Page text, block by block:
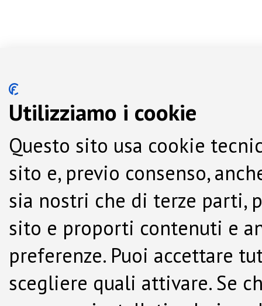
Utilizziamo i cookie
Questo sito usa cookie
sito e, previo consenso,
sia nostri che di terze parti,
sito e proporti contenuti e
preferenze. Puoi accettare
scegliere quali attivare. Se